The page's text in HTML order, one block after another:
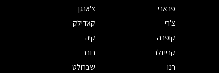
פרארי
צ'אנגן
צ'רי
קאדילק
קופרה
קיה
קרייזלר
רובר
רנו
שברולט